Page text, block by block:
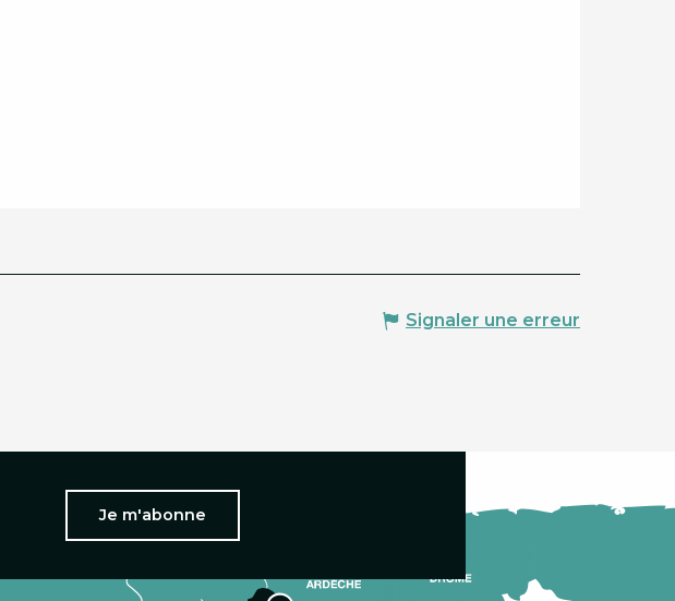
Signaler une erreur
Je m'abonne